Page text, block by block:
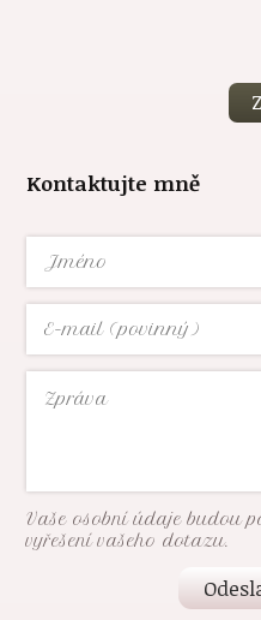
Kontaktujte mně
Vaše osobní údaje budou
vyřešení vašeho dotazu.